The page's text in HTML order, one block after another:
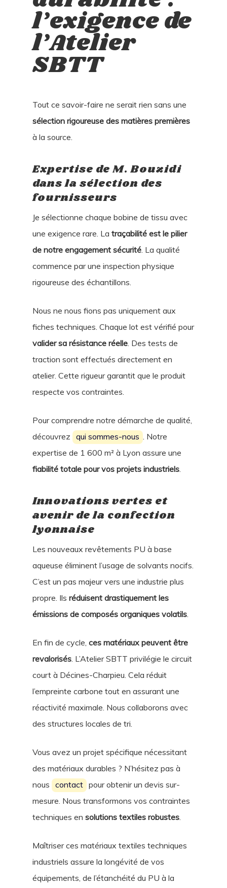
l’exigence de
l’Atelier
SBTT
Tout ce savoir-faire ne serait rien sans une
sélection rigoureuse des matières premières
à la source.
Expertise de M. Bouzidi
dans la sélection des
fournisseurs
Je sélectionne chaque bobine de tissu avec
une exigence rare. La traçabilité est le pilier
de notre engagement sécurité . La qualité
commence par une inspection physique
rigoureuse des échantillons.
Nous ne nous fions pas uniquement aux
fiches techniques. Chaque lot est vérifié pour
valider sa résistance réelle . Des tests de
traction sont effectués directement en
atelier. Cette rigueur garantit que le produit
respecte vos contraintes.
Pour comprendre notre démarche de qualité,
découvrez qui sommes-nous
. Notre
expertise de 1 600 m² à Lyon assure une
fiabilité totale pour vos projets industriels
Innovations vertes et
avenir de la confection
lyonnaise
Les nouveaux revêtements PU à base
aqueuse éliminent l’usage de solvants nocifs.
C’est un pas majeur vers une industrie plus
propre. Ils réduisent drastiquement les
émissions de composés organiques volatils
En fin de cycle, ces matériaux peuvent être
revalorisés . L’Atelier SBTT privilégie le circuit
court à Décines-Charpieu. Cela réduit
l’empreinte carbone tout en assurant une
réactivité maximale. Nous collaborons avec
des structures locales de tri.
Vous avez un projet spécifique nécessitant
des matériaux durables ? N’hésitez pas à
nous contact pour obtenir un devis sur-
mesure. Nous transformons vos contraintes
techniques en solutions textiles robustes
Maîtriser ces matériaux textiles techniques
industriels assure la longévité de vos
équipements, de l’étanchéité du PU à la